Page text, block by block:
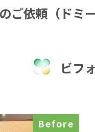
ご依頼（ドミ
ビフ
Before